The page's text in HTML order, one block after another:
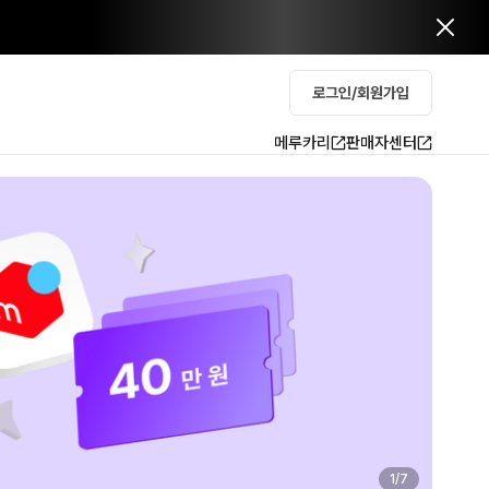
로그인/회원가입
메루카리 판매자센터
2/7